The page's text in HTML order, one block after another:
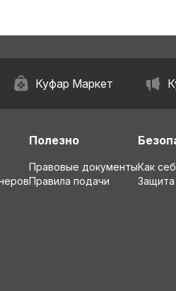
Куфар Маркет
Полезно
Правовые документы
Правила подачи
Как